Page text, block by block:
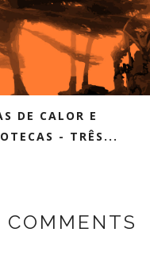
DE CALOR E
- TRÊS...
COMMENTS